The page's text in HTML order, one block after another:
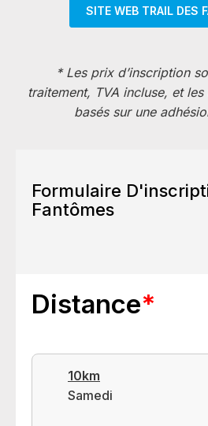
SITE WEB TRAIL DES
* Les prix d’inscription
traitement, TVA incluse, et
basés sur une
Formulaire
Fantômes
Distance*
10km
Samedi